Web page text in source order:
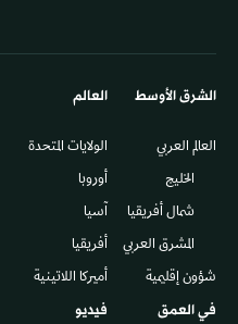
الشرق الأوسط​
العالم العربي
الخليج
شمال أفريقيا
المشرق العربي
شؤون إقليمية
العالم
الولايات المتحدة
أوروبا
آسيا
أفريقيا
أميركا اللاتينية
في العمق فيديو